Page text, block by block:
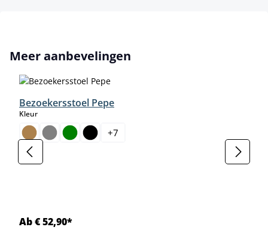
Productgalerij overslaan
Meer aanbevelingen
Bezoekersstoel Pepe
Kleurselect
+7
Ab € 52,90*